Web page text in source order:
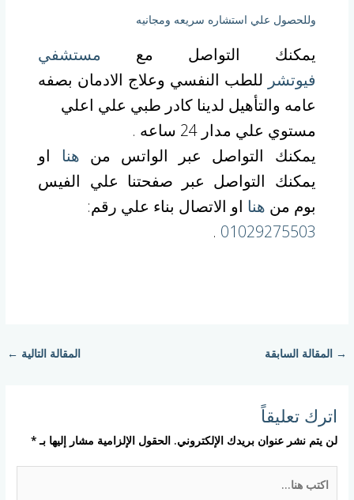
وللحصول علي استشاره سريعه ومجانيه
يمكنك التواصل مع مستشفي
فيوتشر للطب النفسي وعلاج الادمان بصفه
عامه والتأهيل لدينا كادر طبي علي اعلي
مستوي علي مدار 24 ساعه .
يمكنك التواصل عبر الواتس من هنا او
يمكنك التواصل عبر صفحتنا علي الفيس
بوم من هنا او الاتصال بناء علي رقم:
01029275503
.
→ المقالة السابقة المقالة التالية ←
اترك تعليقاً
لن يتم نشر عنوان بريدك الإلكتروني. الحقول الإلزامية مشار إليها بـ*